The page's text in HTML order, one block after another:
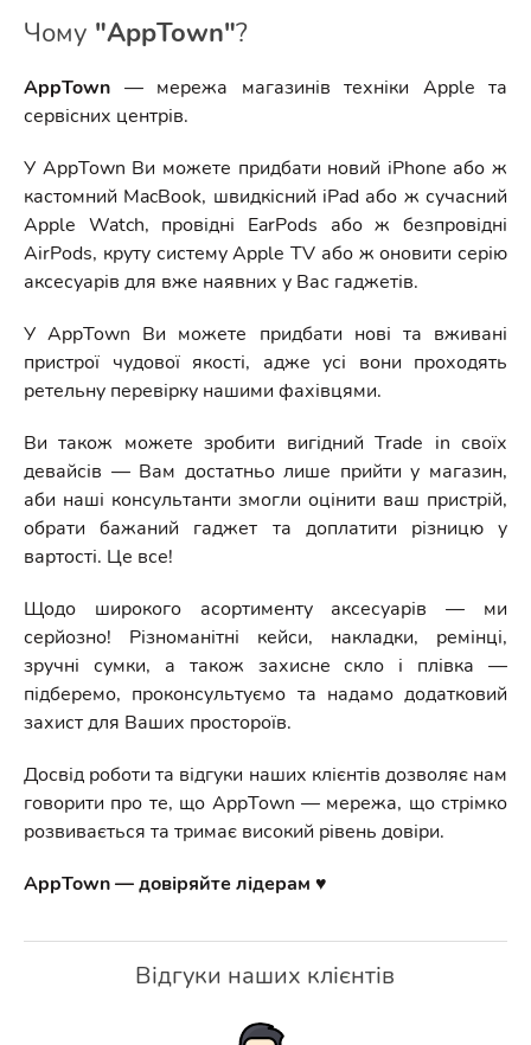
Чому "AppTown"?
AppTown — мережа магазинів техніки Apple та
сервісних центрів.
У AppTown Ви можете придбати новий iPhone або ж
кастомний MacBook, швидкісний iPad або ж сучасний
Apple Watch, провідні EarPods або ж безпровідні
AirPods, круту систему Apple TV або ж оновити серію
аксесуарів для вже наявних у Вас гаджетів.
У AppTown Ви можете придбати нові та вживані
пристрої чудової якості, адже усі вони проходять
ретельну перевірку нашими фахівцями.
Ви також можете зробити вигідний Trade in своїх
девайсів — Вам достатньо лише прийти у магазин,
аби наші консультанти змогли оцінити ваш пристрій,
обрати бажаний гаджет та доплатити різницю у
вартості. Це все!
Щодо широкого асортименту аксесуарів — ми
серйозно! Різноманітні кейси, накладки, ремінці,
зручні сумки, а також захисне скло і плівка —
підберемо, проконсультуємо та надамо додатковий
захист для Ваших простороїв.
Досвід роботи та відгуки наших клієнтів дозволяє нам
говорити про те, що AppTown — мережа, що стрімко
розвивається та тримає високий рівень довіри.
AppTown — довіряйте лідерам ♥️
Відгуки наших клієнтів